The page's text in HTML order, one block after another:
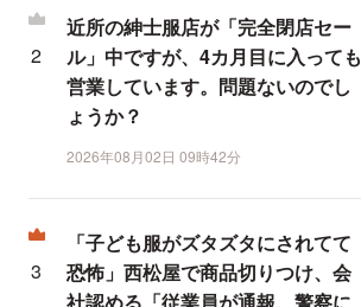
近所の紳士服店が「完全閉店セー
ル」中ですが、4カ月目に入っても
営業しています。問題ないのでし
ょうか？
2026年08月02日 09時42分
「子ども服がズタズタにされてて
恐怖」西松屋で商品切りつけ、会